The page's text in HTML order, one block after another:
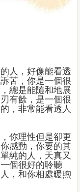
人，好像能看透
苦，你是一個很
總是能隨和地展
有餘，是一個很
，非常能看透人
你理性但是卻更
感動，你要的其
純的人，天真又
個很好的聆聽
，和你相處暖煦